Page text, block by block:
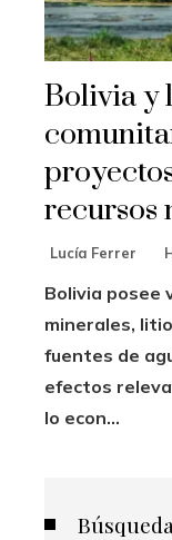
Bolivia y
recursos
Lucía Ferrer
Bolivia
minerales,
fuentes de
efectos
lo econ...
Búsqueda